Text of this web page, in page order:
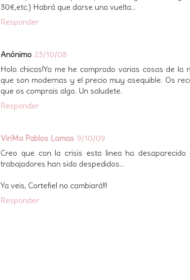
30€,etc.) Habrá que darse una vuelta...
Responder
Anónimo 23/10/08
Hola chicas!Ya me he comprado varias cosas de la
que son modernas y el precio muy asequible. Os
que os comprais algo. Un saludete.
Responder
ViriMa Pablos Lamas 9/10/09
Creo que con la crisis esta linea ha
trabajadores han sido despedidos...
Ya veis, Cortefiel no cambiará!!!
Responder